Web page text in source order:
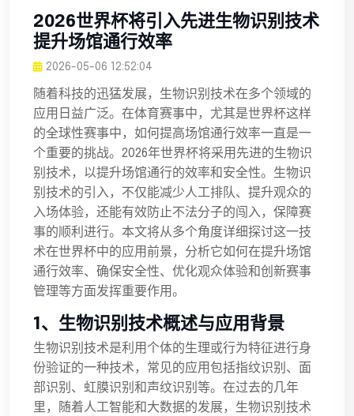
2026世界杯将引入先进生物识别技术
提升场馆通行效率
2026-05-06 12:52:04
随着科技的迅猛发展，生物识别技术在多个领域的
应用日益广泛。在体育赛事中，尤其是世界杯这样
的全球性赛事中，如何提高场馆通行效率一直是一
个重要的挑战。2026年世界杯将采用先进的生物识
别技术，以提升场馆通行的效率和安全性。生物识
别技术的引入，不仅能减少人工排队、提升观众的
入场体验，还能有效防止不法分子的闯入，保障赛
事的顺利进行。本文将从多个角度详细探讨这一技
术在世界杯中的应用前景，分析它如何在提升场馆
通行效率、确保安全性、优化观众体验和创新赛事
管理等方面发挥重要作用。
1、生物识别技术概述与应用背景
生物识别技术是利用个体的生理或行为特征进行身
份验证的一种技术，常见的应用包括指纹识别、面
部识别、虹膜识别和声纹识别等。在过去的几年
里，随着人工智能和大数据的发展，生物识别技术